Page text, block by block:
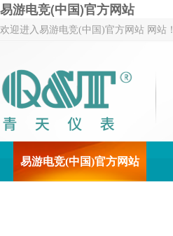
易游电竞(中国)官方网站
欢迎进入易游电竞(中国)官方网站 网站！
易游电竞(中国)官方网站